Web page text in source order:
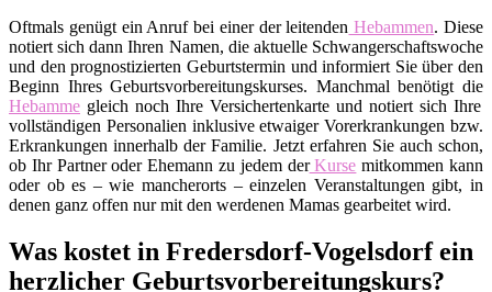
Oftmals genügt ein Anruf bei einer der leitenden Hebammen. Diese
notiert sich dann Ihren Namen, die aktuelle Schwangerschaftswoche
und den prognostizierten Geburtstermin und informiert Sie über den
Beginn Ihres Geburtsvorbereitungskurses. Manchmal benötigt die
Hebamme gleich noch Ihre Versichertenkarte und notiert sich Ihre
vollständigen Personalien inklusive etwaiger Vorerkrankungen bzw.
Erkrankungen innerhalb der Familie. Jetzt erfahren Sie auch schon,
ob Ihr Partner oder Ehemann zu jedem derKurse mitkommen kann
oder ob es – wie mancherorts – einzelen Veranstaltungen gibt, in
denen ganz offen nur mit den werdenen Mamas gearbeitet wird.
Was kostet in Fredersdorf-Vogelsdorf ein
herzlicher Geburtsvorbereitungskurs?